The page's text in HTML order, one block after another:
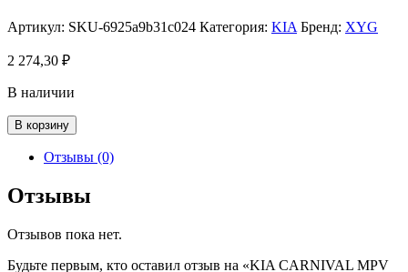
Артикул: SKU-6925a9b31c024 Категория: KIA Бренд: XYG
2 274,30 ₽
В наличии
Количество
товара
KIA
MPV
1999-,
В корзину
Отзывы (0)
Отзывы
Отзывов пока нет.
Будьте первым, кто оставил отзыв на «KIA CARNIVAL MPV